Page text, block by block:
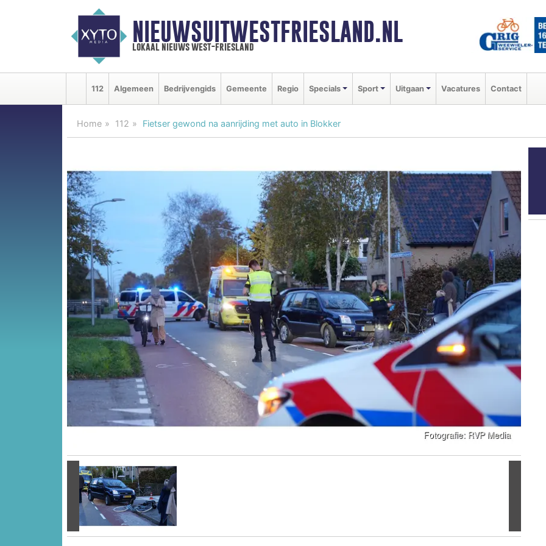
NIEUWSUITWESTFRIESLAND.NL
lokaal nieuws west-friesland
112 Algemeen Bedrijvengids Gemeente Regio Specials Sport Uitgaan Vacatures Contact
Home 112 Fietser gewond na aanrijding met auto in Blokker
Vorige